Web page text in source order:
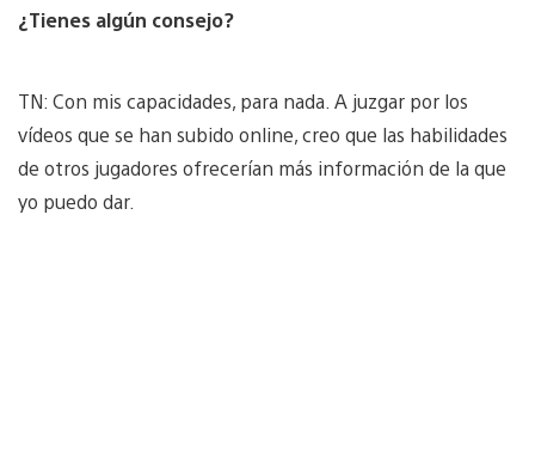
¿Tienes algún consejo?
TN: Con mis capacidades, para nada. A juzgar por los
vídeos que se han subido online, creo que las habilidades
de otros jugadores ofrecerían más información de la que
yo puedo dar.